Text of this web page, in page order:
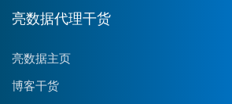
亮数据代理干货
亮数据主页
博客干货